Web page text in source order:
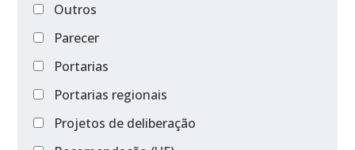
Outros
Parecer
Portarias
Portarias regionais
Projetos de deliberação